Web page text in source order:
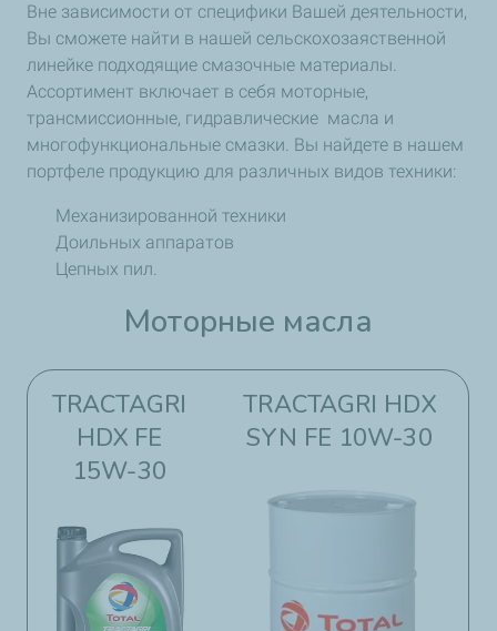
Вне зависимости от специфики Вашей деятельности,
Вы сможете найти в нашей сельскохозаяственной
линейке подходящие смазочные материалы.
Ассортимент включает в себя моторные,
трансмиссионные, гидравлические масла и
многофункциональные смазки. Вы найдете в нашем
портфеле продукцию для различных видов техники:
Механизированной техники
Доильных аппаратов
Цепных пил.
Моторные масла​​
TRACTAGRI
HDX FE
15W-30
TRACTAGRI HDX
SYN FE 10W-30​​